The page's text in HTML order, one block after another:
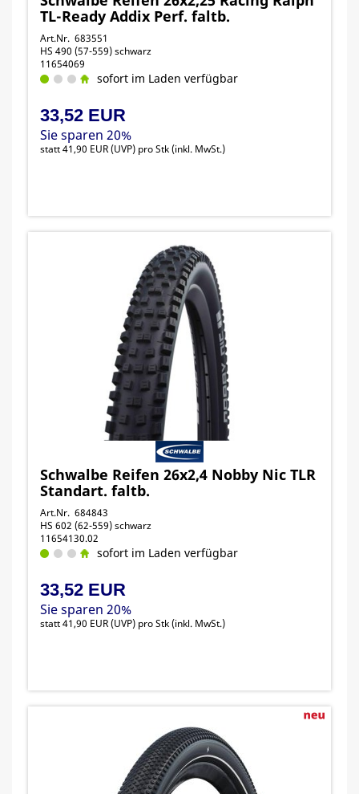
TL-Ready Addix Perf. faltb.
Art.Nr. 683551
HS 490 (57-559) schwarz
11654069
sofort im Laden verfügbar
33,52 EUR
Sie sparen 20%
statt41,90 EUR(UVP) pro Stk (inkl. MwSt.)
Schwalbe Reifen 26x2,4 Nobby Nic TLR
Standart. faltb.
Art.Nr. 684843
HS 602 (62-559) schwarz
11654130.02
sofort im Laden verfügbar
33,52 EUR
Sie sparen 20%
statt41,90 EUR(UVP) pro Stk (inkl. MwSt.)